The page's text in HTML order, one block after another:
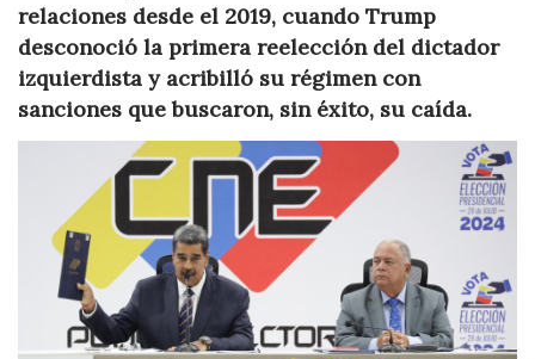
relaciones desde el 2019, cuando Trump
desconoció la primera reelección del dictador
izquierdista y acribilló su régimen con
sanciones que buscaron, sin éxito, su caída.